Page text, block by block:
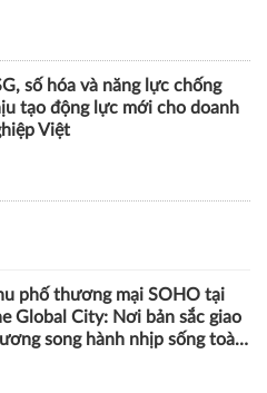
số hóa và năng lực chống
tạo động lực mới cho doanh
Việt
phố thương mại SOHO tại
Global City: Nơi bản sắc giao
song hành nhịp sống toàn